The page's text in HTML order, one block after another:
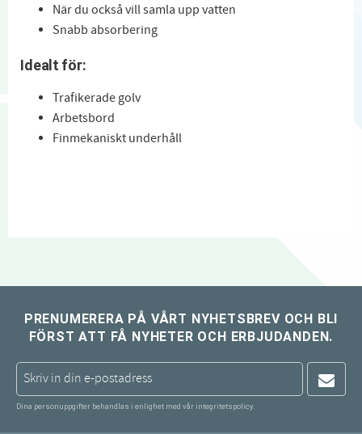
När du också vill samla upp vatten
Snabb absorbering
Idealt för:
Trafikerade golv
Arbetsbord
Finmekaniskt underhåll
PRENUMERERA PÅ VÅRT NYHETSBREV OCH BLI
FÖRST ATT FÅ NYHETER OCH ERBJUDANDEN.
Dina personuppgifter behandlas i enlighet med vår integritetspolicy.